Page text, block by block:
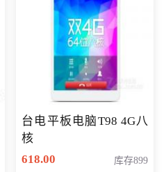
台电平板电脑T98 4G八
核
618.00
库存899